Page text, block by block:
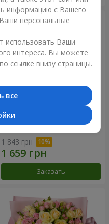
Букет "Розовый вкус
1 843 грн
Заказать
информацию с Вашего
персональные
использовать Ваши
интереса. Вы можете
ссылке внизу страницы.
все